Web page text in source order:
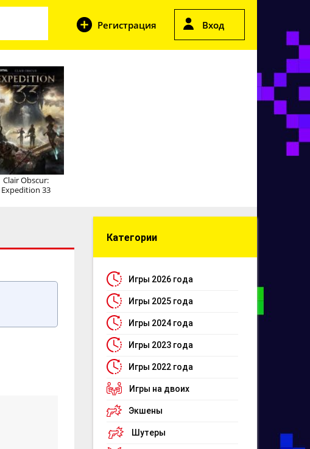
Регистрация Вход
Clair Obscur:
Expedition 33
Категории
Игры 2026 года
Игры 2025 года
Игры 2024 года
Игры 2023 года
Игры 2022 года
Игры на двоих
Экшены
Шутеры